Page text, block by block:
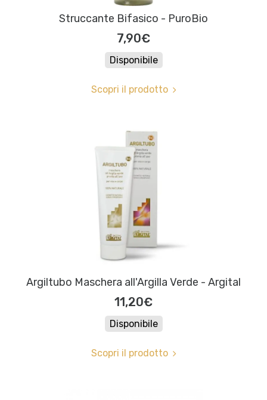
Struccante Bifasico - PuroBio
7,90€
Disponibile
Scopri il prodotto
Argiltubo Maschera all'Argilla Verde - Argital
11,20€
Disponibile
Scopri il prodotto